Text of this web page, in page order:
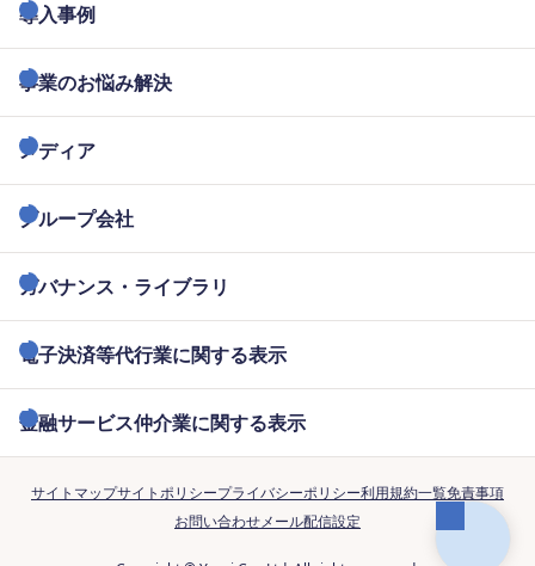
導入事例
事業のお悩み解決
メディア
グループ会社
ガバナンス・ライブラリ
電子決済等代行業に関する表示
金融サービス仲介業に関する表示
サイトマップサイトポリシープライバシーポリシー利用規約一覧免責事項
お問い合わせメール配信設定